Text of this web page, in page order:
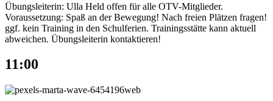
Übungsleiterin: Ulla Held offen für alle OTV-Mitglieder.
Voraussetzung: Spaß an der Bewegung! Nach freien Plätzen fragen!
ggf. kein Training in den Schulferien. Trainingsstätte kann aktuell
abweichen. Übungsleiterin kontaktieren!
11:00